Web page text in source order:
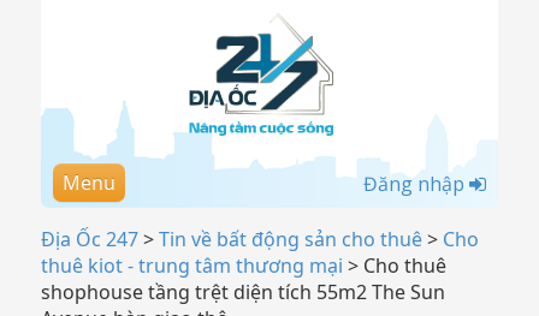
Menu Đăng nhập
Địa Ốc 247>Tin về bất động sản cho thuê> Cho
thuê kiot - trung tâm thương mại > Cho thuê
shophouse tầng trệt diện tích 55m2 The Sun